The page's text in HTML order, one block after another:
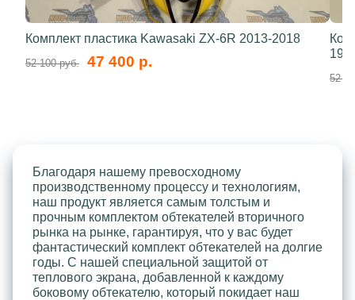
Комплект пластика Kawasaki ZX-6R 2013-2018
52 100 руб. 47 400 р.
52
Благодаря нашему превосходному
производственному процессу и технологиям,
наш продукт является самым толстым и
прочным комплектом обтекателей вторичного
рынка на рынке, гарантируя, что у вас будет
фантастический комплект обтекателей на долгие
годы. С нашей специальной защитой от
теплового экрана, добавленной к каждому
боковому обтекателю, который покидает наш